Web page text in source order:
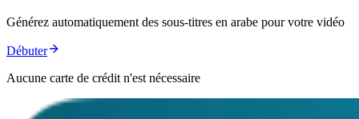
Générez automatiquement des sous-titres en arabe pour votre vidéo
Débuter
Aucune carte de crédit n'est nécessaire